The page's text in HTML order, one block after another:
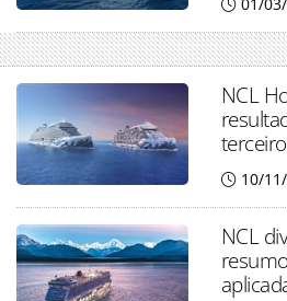
NCL
10/
NCL